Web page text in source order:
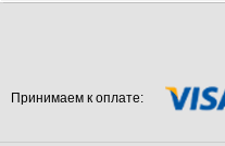
Принимаем к оплате: